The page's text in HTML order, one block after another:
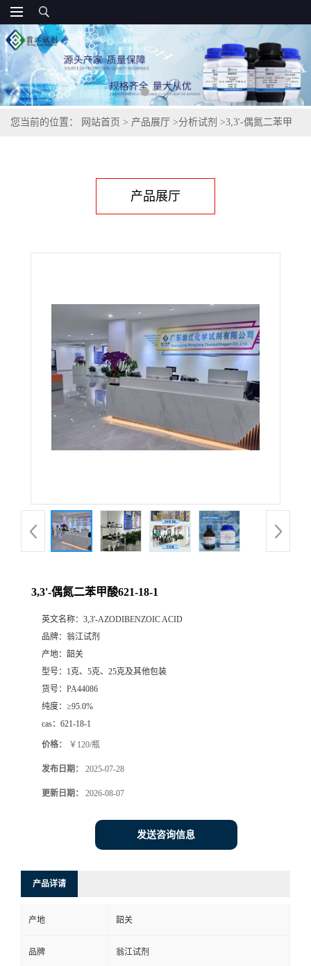
您当前的位置： 网站首页 > 产品展厅 >分析试剂 >3,3'-偶氮二苯甲
产品展厅
3,3'-偶氮二苯甲酸621-18-1
英文名称： 3,3'-AZODIBENZOIC ACID
品牌： 翁江试剂
产地： 韶关
型号： 1克、5克、25克及其他包装
货号： PA44086
纯度： ≥95.0%
cas： 621-18-1
价格： ￥120/瓶
发布日期： 2025-07-28
更新日期： 2026-08-07
发送咨询信息
产品详请
产地 韶关
品牌 翁江试剂